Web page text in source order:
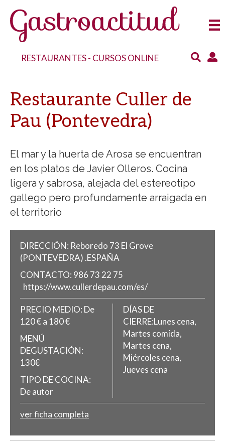
RESTAURANTES- CURSOS ONLINE
Restaurante Culler de
Pau (Pontevedra)
El mar y la huerta de Arosa se encuentran
en los platos de Javier Olleros. Cocina
ligera y sabrosa, alejada del estereotipo
gallego pero profundamente arraigada en
el territorio
DIRECCIÓN: Reboredo 73 El Grove
(PONTEVEDRA) .ESPAÑA
CONTACTO: 986 73 22 75
https://www.cullerdepau.com/es/
PRECIO MEDIO: De
120 € a 180 €
MENÚ
DEGUSTACIÓN:
130€
TIPO DE COCINA:
De autor
DÍAS DE
CIERRE:Lunes cena,
Martes comida,
Martes cena,
Miércoles cena,
Jueves cena
ver ficha completa